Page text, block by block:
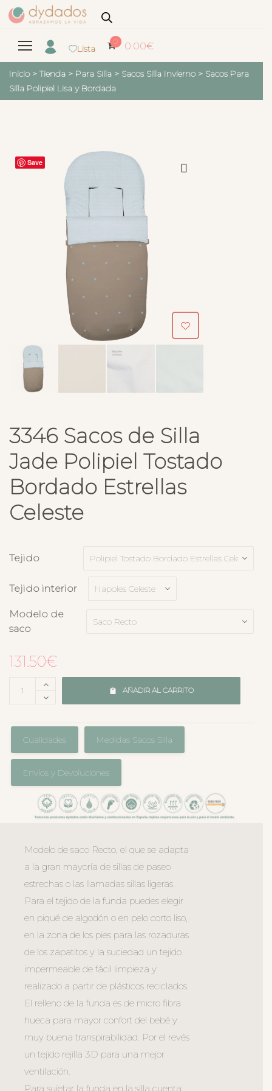
Lista
0 0.00€
Inicio > Tienda > Para Silla > Sacos Silla Invierno > Sacos Para
Silla Polipiel Lisa y Bordada
Save
3346 Sacos de Silla
Jade Polipiel Tostado
Bordado Estrellas
Celeste
Tejido
Tejido interior
Modelo de
saco
131.50€
AÑADIR AL CARRITO
Cualidades Medidas Sacos Silla
Envíos y Devoluciones
Modelo de saco Recto, el que se adapta
a la gran mayoría de sillas de paseo
estrechas o las llamadas sillas ligeras.
Para el tejido de la funda puedes elegir
en piqué de algodón o en pelo corto liso,
en la zona de los pies para las rozaduras
de los zapatitos y la suciedad un tejido
impermeable de fácil limpieza y
realizado a partir de plásticos reciclados.
El relleno de la funda es de micro fibra
hueca para mayor confort del bebé y
muy buena transpirabilidad. Por el revés
un tejido rejilla 3D para una mejor
ventilación.
Para sujetar la funda en la silla cuenta